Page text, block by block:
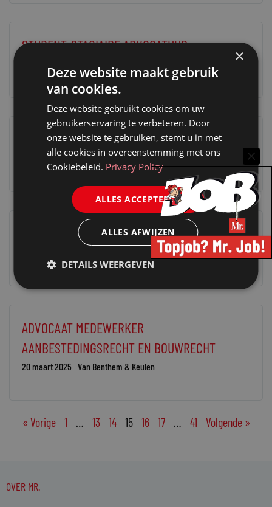
STUDENT-STAGIAIRE ADVOCATUUR
STUDENT-STAGIAIRE NOTARIAAT
20 maart 2025 communicatie@barentskrans.nl
ADVOCAAT-STAGIAIRE BANKING & FINANCE
ADVOCAAT MEDEWERKER
AANBESTEDINGSRECHT EN BOUWRECHT
20 maart 2025 Van Benthem & Keulen
« Vorige 1 … 13 14 15 16 17 … 41 Volgende »
OVER MR.
×
Deze website maakt gebruik
van cookies.
Deze website gebruikt cookies om uw
gebruikerservaring te verbeteren. Door
onze website te gebruiken, stemt u in met
alle cookies in overeenstemming met ons
Cookiebeleid. Privacy Policy
ALLES ACCEPTEREN
ALLES AFWIJZEN
DETAILS WEERGEVEN